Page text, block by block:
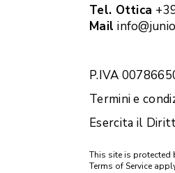
Tel. Ottica
Mail
P.IVA
Termini e
Esercita il
This site is protected
Terms of Service